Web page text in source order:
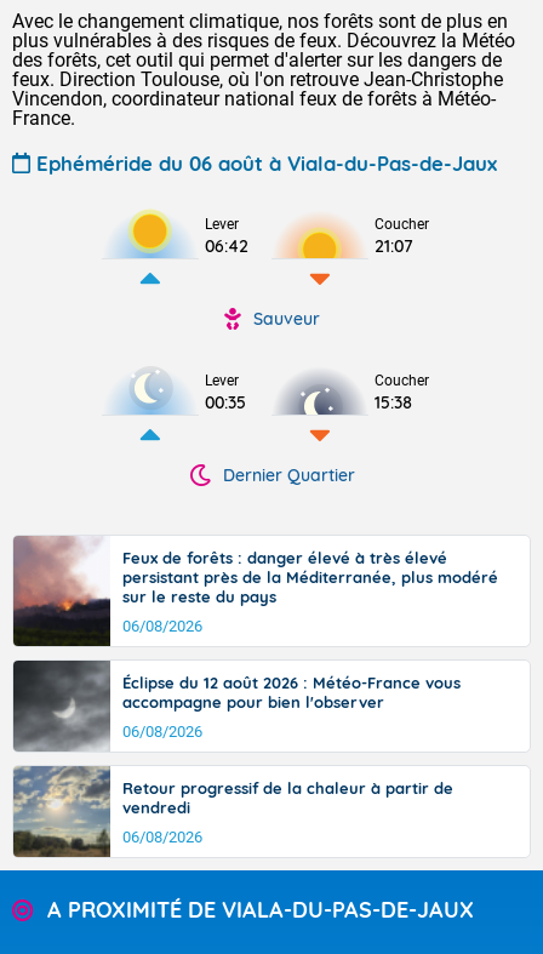
Avec le changement climatique, nos forêts sont de plus en
plus vulnérables à des risques de feux. Découvrez la Météo
des forêts, cet outil qui permet d'alerter sur les dangers de
feux. Direction Toulouse, où l'on retrouve Jean-Christophe
Vincendon, coordinateur national feux de forêts à Météo-
France.
Ephéméride du 06 août à Viala-du-Pas-de-Jaux
Lever
06:42
Coucher
21:07
Sauveur
Lever
00:35
Coucher
15:38
Dernier Quartier
Feux de forêts : danger élevé à très élevé
persistant près de la Méditerranée, plus modéré
sur le reste du pays
06/08/2026
Éclipse du 12 août 2026 : Météo-France vous
accompagne pour bien l'observer
06/08/2026
Retour progressif de la chaleur à partir de
vendredi
06/08/2026
A PROXIMITÉ DE VIALA-DU-PAS-DE-JAUX